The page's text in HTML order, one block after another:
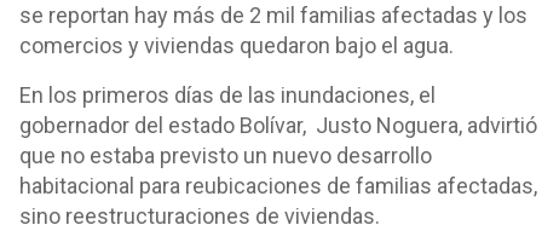
se reportan hay más de 2 mil familias afectadas y los
comercios y viviendas quedaron bajo el agua.
En los primeros días de las inundaciones, el
gobernador del estado Bolívar, Justo Noguera, advirtió
que no estaba previsto un nuevo desarrollo
habitacional para reubicaciones de familias afectadas,
sino reestructuraciones de viviendas.